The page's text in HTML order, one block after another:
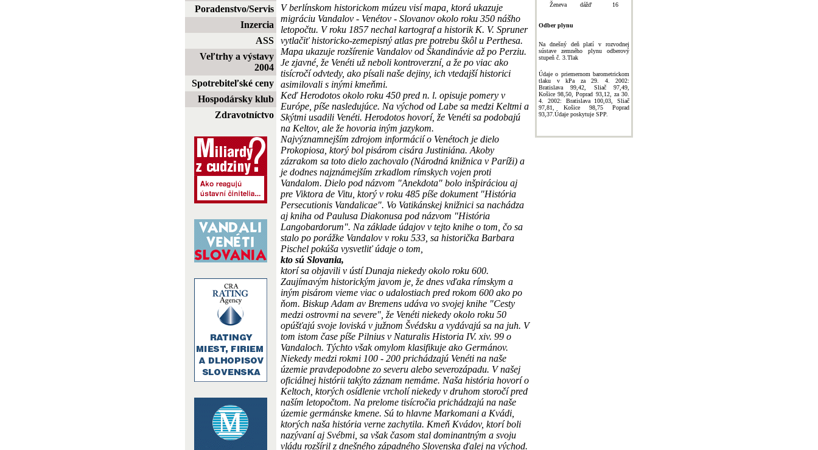
Poradenstvo/Servis
Inzercia
ASS
Veľtrhy a výstavy
2004
Spotrebiteľské ceny
Hospodársky klub
Zdravotníctvo
V berlínskom historickom múzeu visí mapa, ktorá ukazuje
migráciu Vandalov - Venétov - Slovanov okolo roku 350 nášho
letopočtu. V roku 1857 nechal kartograf a historik K. V. Spruner
vytlačiť historicko-zemepisný atlas pre potrebu škôl u Perthesa.
Mapa ukazuje rozšírenie Vandalov od Škandinávie až po Perziu.
Je zjavné, že Venéti už neboli kontroverzní, a že po viac ako
tisícročí odvtedy, ako písali naše dejiny, ich vtedajší historici
asimilovali s inými kmeňmi.
Keď Herodotos okolo roku 450 pred n. l. opisuje pomery v
Európe, píše nasledujúce. Na východ od Labe sa medzi Keltmi a
Skýtmi usadili Venéti. Herodotos hovorí, že Venéti sa podobajú
na Keltov, ale že hovoria iným jazykom.
Najvýznamnejším zdrojom informácií o Venétoch je dielo
Prokopiosa, ktorý bol pisárom cisára Justiniána. Akoby
zázrakom sa toto dielo zachovalo (Národná knižnica v Paríži) a
je dodnes najznámejším zrkadlom rímskych vojen proti
Vandalom. Dielo pod názvom "Anekdota" bolo inšpiráciou aj
pre Viktora de Vitu, ktorý v roku 485 píše dokument "História
Persecutionis Vandalicae". Vo Vatikánskej knižnici sa nachádza
aj kniha od Paulusa Diakonusa pod názvom "História
Langobardorum". Na základe údajov v tejto knihe o tom, čo sa
stalo po porážke Vandalov v roku 533, sa historička Barbara
Pischel pokúša vysvetliť údaje o tom,
kto sú Slovania,
ktorí sa objavili v ústí Dunaja niekedy okolo roku 600.
Zaujímavým historickým javom je, že dnes vďaka rímskym a
iným pisárom vieme viac o udalostiach pred rokom 600 ako po
ňom. Biskup Adam av Bremens udáva vo svojej knihe "Cesty
medzi ostrovmi na severe", že Venéti niekedy okolo roku 50
opúšťajú svoje loviská v južnom Švédsku a vydávajú sa na juh. V
tom istom čase píše Pilnius v Naturalis Historia IV. xiv. 99 o
Vandaloch. Týchto však omylom klasifikuje ako Germánov.
Niekedy medzi rokmi 100 - 200 prichádzajú Venéti na naše
územie pravdepodobne zo severu alebo severozápadu. V našej
oficiálnej histórii takýto záznam nemáme. Naša história hovorí o
Keltoch, ktorých osídlenie vrcholí niekedy v druhom storočí pred
naším letopočtom. Na prelome tisícročia prichádzajú na naše
územie germánske kmene. Sú to hlavne Markomani a Kvádi,
ktorých naša história verne zachytila. Kmeň Kvádov, ktorí boli
nazývaní aj Svébmi, sa však časom stal dominantným a svoju
vládu rozšíril z dnešného západného Slovenska ďalej na východ.
Ženeva
dážď 16
Odber plynu
Na dnešný deň platí v rozvodnej
sústave zemného plynu odberový
stupeň č. 3.Tlak
Údaje o priemernom barometrickom
tlaku v kPa za 29. 4. 2002:
Bratislava 99,42, Sliač 97,49,
Košice 98,50, Poprad 93,12, za 30.
4. 2002: Bratislava 100,03, Sliač
97,81, Košice 98,75 Poprad
93,37.Údaje poskytuje SPP.